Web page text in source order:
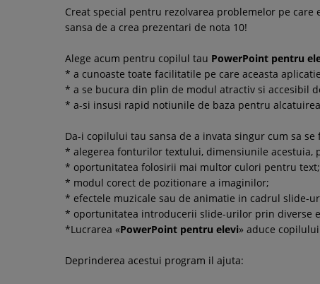
Creat special pentru rezolvarea problemelor pe
sansa de a crea prezentari de nota 10!
Alege acum pentru copilul tau PowerPoint pentru
* a cunoaste toate facilitatile pe care aceasta
* a se bucura din plin de modul atractiv si accesibil
* a-si insusi rapid notiunile de baza pentru
Da-i copilului tau sansa de a invata singur cum sa
* alegerea fonturilor textului, dimensiunile acestuia,
* oportunitatea folosirii mai multor culori pentru text;
* modul corect de pozitionare a imaginilor;
* efectele muzicale sau de animatie in cadrul slide-
* oportunitatea introducerii slide-urilor prin diverse
*Lucrarea «PowerPoint pentru elevi» aduce
Deprinderea acestui program il ajuta: